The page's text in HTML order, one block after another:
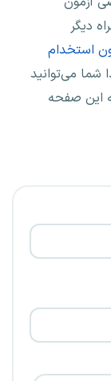
دیگر
استخدام
شما می‌توانید
این صفحه